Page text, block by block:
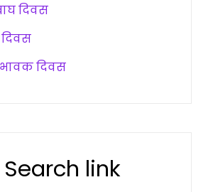
दिवस
दिवस
दिवस
link